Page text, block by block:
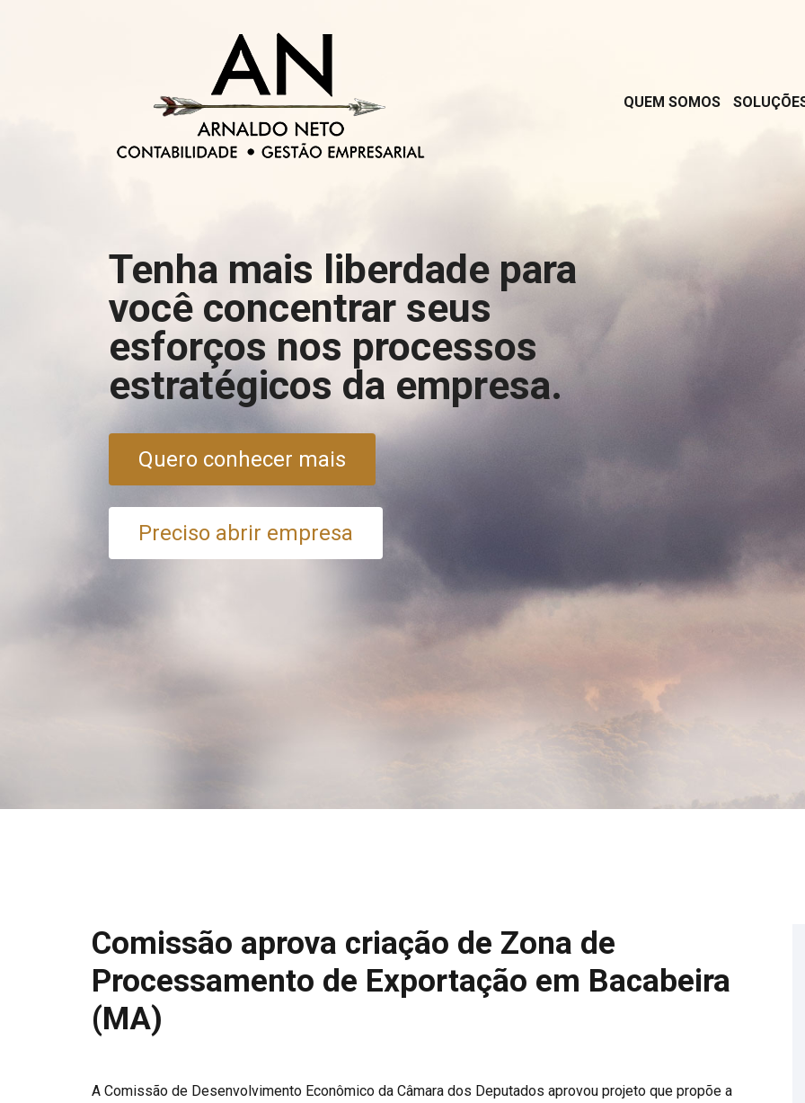
QUEM SOMOS
Tenha mais liberdade para
você concentrar seus
esforços nos processos
estratégicos da empresa.
Quero conhecer mais
Preciso abrir empresa
Comissão aprova criação de Zona de
Processamento de Exportação em Bacabeira
(MA)
A Comissão de Desenvolvimento Econômico da Câmara dos Deputados aprovou projeto que propõe a